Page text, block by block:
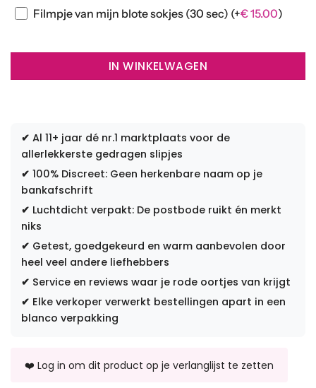
Filmpje van mijn blote sokjes (30 sec) (+€15.00)
IN WINKELWAGEN
✔ Al 11+ jaar dé nr.1 marktplaats voor de
allerlekkerste gedragen slipjes
✔ 100% Discreet: Geen herkenbare naam op je
bankafschrift
✔ Luchtdicht verpakt: De postbode ruikt én merkt
niks
✔ Getest, goedgekeurd en warm aanbevolen door
heel veel andere liefhebbers
✔ Service en reviews waar je rode oortjes van krijgt
✔ Elke verkoper verwerkt bestellingen apart in een
blanco verpakking